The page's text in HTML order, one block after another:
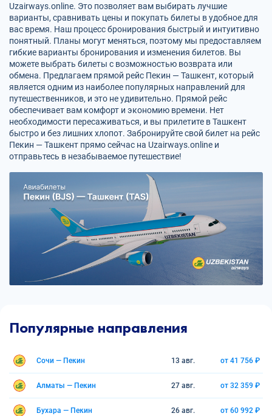
Uzairways.online. Это позволяет вам выбирать лучшие
варианты, сравнивать цены и покупать билеты в удобное для
вас время. Наш процесс бронирования быстрый и интуитивно
понятный. Планы могут меняться, поэтому мы предоставляем
гибкие варианты бронирования и изменения билетов. Вы
можете выбрать билеты с возможностью возврата или
обмена. Предлагаем прямой рейс Пекин — Ташкент, который
является одним из наиболее популярных направлений для
путешественников, и это не удивительно. Прямой рейс
обеспечивает вам комфорт и экономию времени. Нет
необходимости пересаживаться, и вы прилетите в Ташкент
быстро и без лишних хлопот. Забронируйте свой билет на рейс
Пекин — Ташкент прямо сейчас на Uzairways.online и
отправьтесь в незабываемое путешествие!
Популярные направления
Сочи — Пекин 13 авг. от 41 756 ₽
Алматы — Пекин 27 авг. от 32 359 ₽
Бухара — Пекин 26 авг. от 60 992 ₽